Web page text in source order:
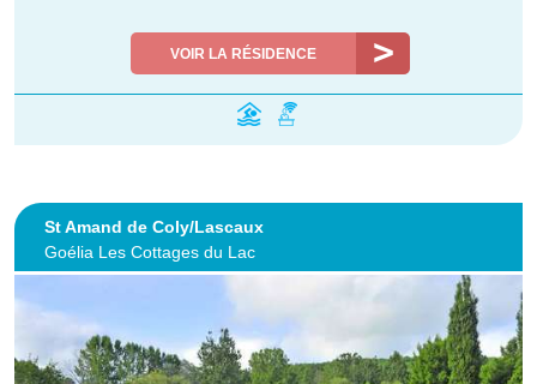
VOIR LA RÉSIDENCE
St Amand de Coly/Lascaux
Goélia Les Cottages du Lac